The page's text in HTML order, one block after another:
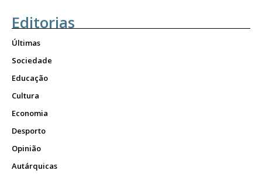
Editorias
Últimas
Sociedade
Educação
Cultura
Economia
Desporto
Opinião
Autárquicas